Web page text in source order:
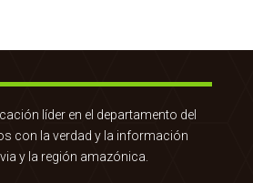
líder en el departamento del
con la verdad y la información
y la región amazónica.